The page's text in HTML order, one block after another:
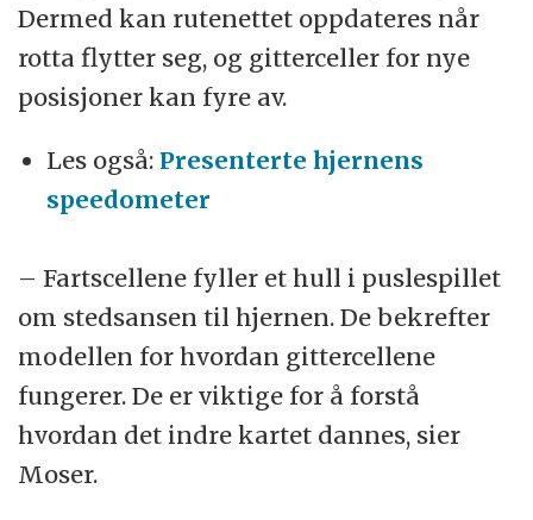
Dermed kan rutenettet oppdateres når
rotta flytter seg, og gitterceller for nye
posisjoner kan fyre av.
Les også: Presenterte hjernens
speedometer
– Fartscellene fyller et hull i puslespillet
om stedsansen til hjernen. De bekrefter
modellen for hvordan gittercellene
fungerer. De er viktige for å forstå
hvordan det indre kartet dannes, sier
Moser.